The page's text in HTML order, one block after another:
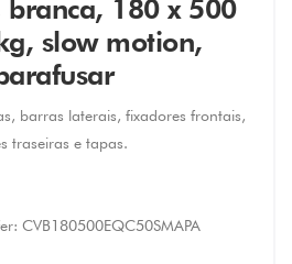
branca, 180 x 500
slow motion,
barras laterais, fixadores frontais,
traseiras e tapas.
CVB180500EQC50SMAPA